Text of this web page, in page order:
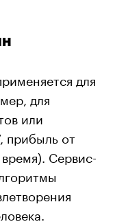
для
для
или
прибыль от
Сервис-